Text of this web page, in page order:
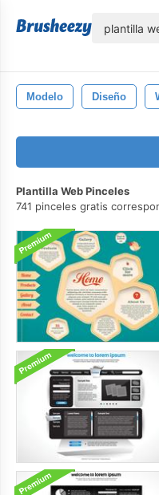
Modelo Diseño
Plantilla Web Pinceles
741 pinceles gratis